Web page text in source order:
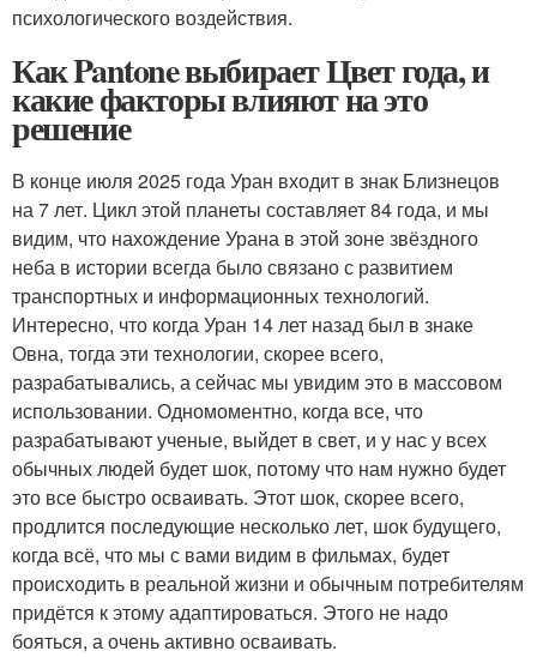
психологического воздействия.
Как Pantone выбирает Цвет года, и
какие факторы влияют на это
решение
В конце июля 2025 года Уран входит в знак Близнецов
на 7 лет. Цикл этой планеты составляет 84 года, и мы
видим, что нахождение Урана в этой зоне звёздного
неба в истории всегда было связано с развитием
транспортных и информационных технологий.
Интересно, что когда Уран 14 лет назад был в знаке
Овна, тогда эти технологии, скорее всего,
разрабатывались, а сейчас мы увидим это в массовом
использовании. Одномоментно, когда все, что
разрабатывают ученые, выйдет в свет, и у нас у всех
обычных людей будет шок, потому что нам нужно будет
это все быстро осваивать. Этот шок, скорее всего,
продлится последующие несколько лет, шок будущего,
когда всё, что мы с вами видим в фильмах, будет
происходить в реальной жизни и обычным потребителям
придётся к этому адаптироваться. Этого не надо
бояться, а очень активно осваивать.